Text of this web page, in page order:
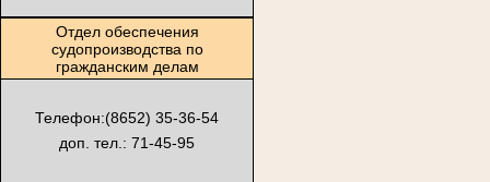
Отдел обеспечения
судопроизводства по
гражданским делам
Телефон:(8652) 35-36-54
доп. тел.: 71-45-95